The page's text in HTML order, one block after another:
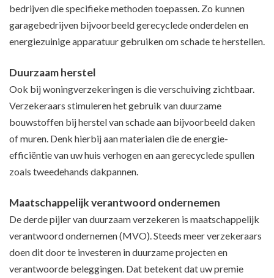
bedrijven die specifieke methoden toepassen. Zo kunnen
garagebedrijven bijvoorbeeld gerecyclede onderdelen en
energiezuinige apparatuur gebruiken om schade te herstellen.
Duurzaam herstel
Ook bij woningverzekeringen is die verschuiving zichtbaar.
Verzekeraars stimuleren het gebruik van duurzame
bouwstoffen bij herstel van schade aan bijvoorbeeld daken
of muren. Denk hierbij aan materialen die de energie-
efficiëntie van uw huis verhogen en aan gerecyclede spullen
zoals tweedehands dakpannen.
Maatschappelijk verantwoord ondernemen
De derde pijler van duurzaam verzekeren is maatschappelijk
verantwoord ondernemen (MVO). Steeds meer verzekeraars
doen dit door te investeren in duurzame projecten en
verantwoorde beleggingen. Dat betekent dat uw premie